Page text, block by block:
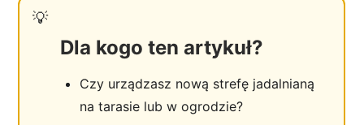
Dla kogo ten artykuł?
Czy urządzasz nową strefę jadalnianą
na tarasie lub w ogrodzie?